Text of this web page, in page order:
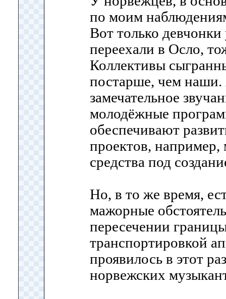
по моим
Вот только
переехали в Осло,
Коллективы
постарше, чем наши.
замечательное
молодёжные
обеспечивают
проектов,
средства под
Но, в то же время,
мажорные
пересечении
транспортировкой
проявилось в этот
норвежских